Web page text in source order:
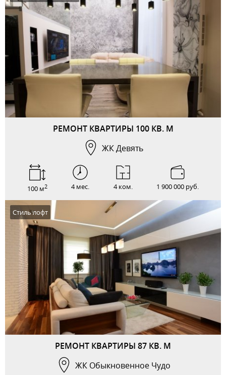
РЕМОНТ КВАРТИРЫ 100 КВ. М
ЖК Девять
100 м2 4 мес. 4 ком. 1 900 000 руб.
РЕМОНТ КВАРТИРЫ 87 КВ. М
ЖК Обыкновенное Чудо
Стиль лофт